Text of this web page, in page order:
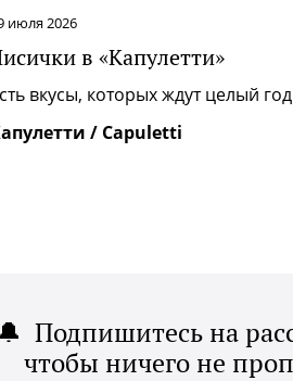
июля 2026
в «Капулетти»
вкусы, которых ждут целый
/ Capuletti
🔔 Подпишитесь на
чтобы ничего не